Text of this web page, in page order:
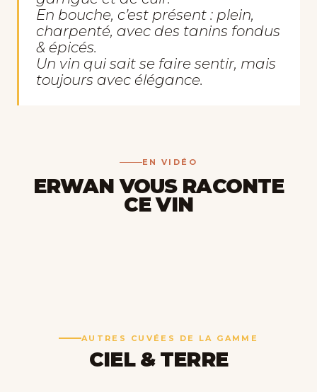
En bouche, c’est présent : plein,
charpenté, avec des tanins fondus
& épicés.
Un vin qui sait se faire sentir, mais
toujours avec élégance.
EN VIDÉO
ERWAN VOUS RACONTE
CE VIN
AUTRES CUVÉES DE LA GAMME
CIEL & TERRE